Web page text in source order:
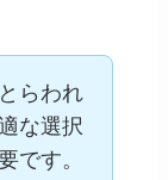
らわれ
な選択
です。